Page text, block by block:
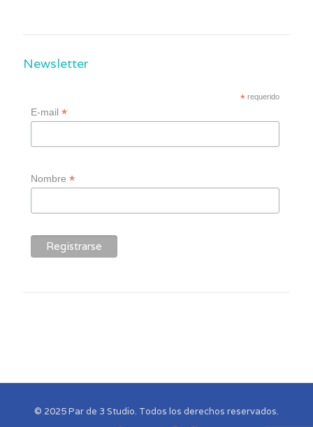
Newsletter
* requerido
E-mail*
Nombre*
© 2025 Par de 3 Studio. Todos los derechos reservados.